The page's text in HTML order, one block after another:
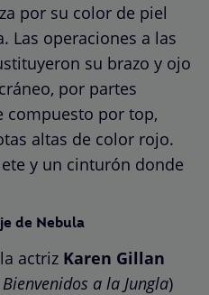
por su color de piel
Las operaciones a las
su brazo y ojo
por partes
compuesto por top,
altas de color rojo.
y un cinturón donde
de Nebula
actriz Karen Gillan
a la Jungla)